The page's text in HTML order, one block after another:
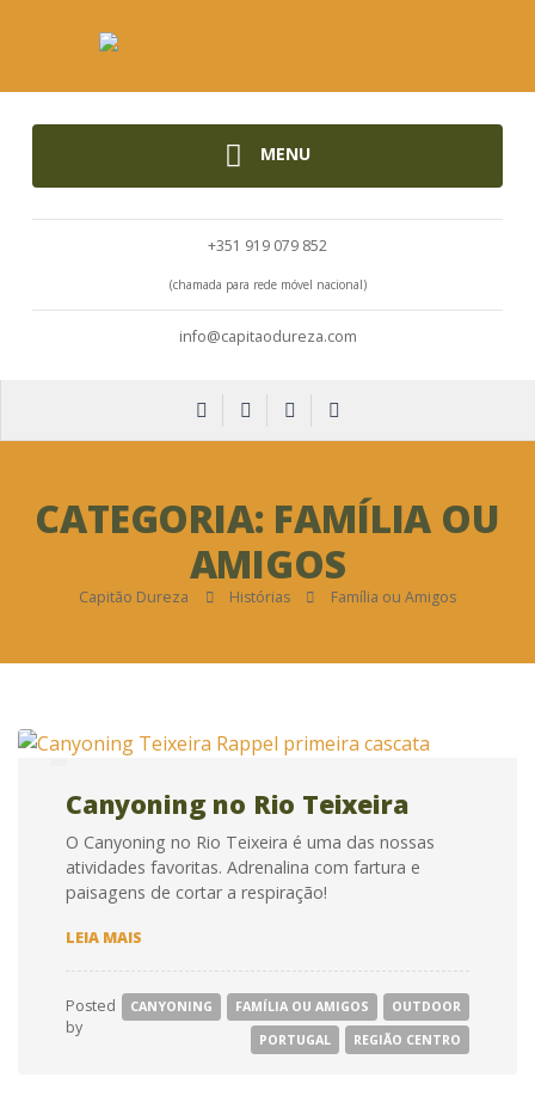
MENU
+351 919 079 852
(chamada para rede móvel nacional)
info@capitaodureza.com
CATEGORIA: FAMÍLIA OU
AMIGOS
Capitão Dureza Histórias Família ou Amigos
Canyoning no Rio Teixeira
O Canyoning no Rio Teixeira é uma das nossas
atividades favoritas. Adrenalina com fartura e
paisagens de cortar a respiração!
LEIA MAIS
RIO
TEIXEIRA
Posted
by
CANYONING FAMÍLIA OU AMIGOS
OUTDOOR
PORTUGAL
REGIÃO CENTRO